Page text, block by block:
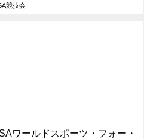
競技会
ワールドスポーツ・フォー・